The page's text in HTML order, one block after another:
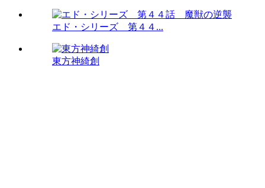
エド・シリーズ 第４４...
東方神綺創